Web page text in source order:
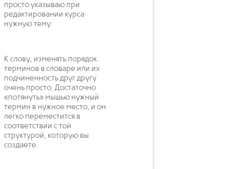
просто указываю при
редактировании курса
нужную тему:
К слову, изменять порядок
терминов в словаре или их
подчиненность друг другу
очень просто. Достаточно
«потянуть» мышью нужный
термин в нужное место, и он
легко переместится в
соответствии с той
структурой, которую вы
создаете.